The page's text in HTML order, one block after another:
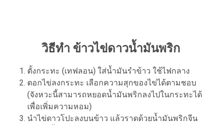
วิธีทำ ข้าวไข่ดาวน้ำมันพริก
ตั้งกระทะ (เทฟลอน) ใส่น้ำมันรำข้าว ใช้ไฟกลาง
ตอกไข่ลงกระทะ เลือกความสุกของไข่ได้ตามชอบ
(จังหวะนี้สามารถหยอดน้ำมันพริกลงไปในกระทะได้
เพื่อเพิ่มความหอม)
นำไข่ดาวโปะลงบนข้าว แล้วราดด้วยน้ำมันพริกจีน